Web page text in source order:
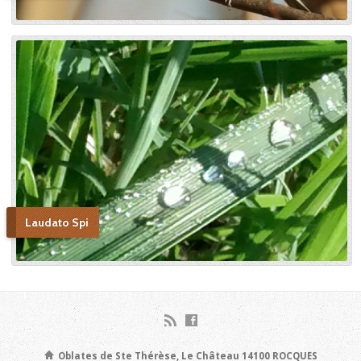
et novice de la Petite
Thérèse. Histoire d’un tison
arraché du feu. » Edition du
Carmel. 386 pages. 20 Euros
Laudato Spi
Oblates de Ste Thérèse, Le Château 14100 ROCQUES